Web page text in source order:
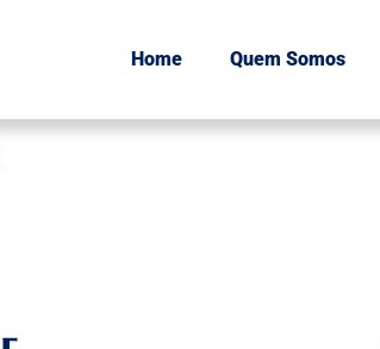
Home Quem Somos